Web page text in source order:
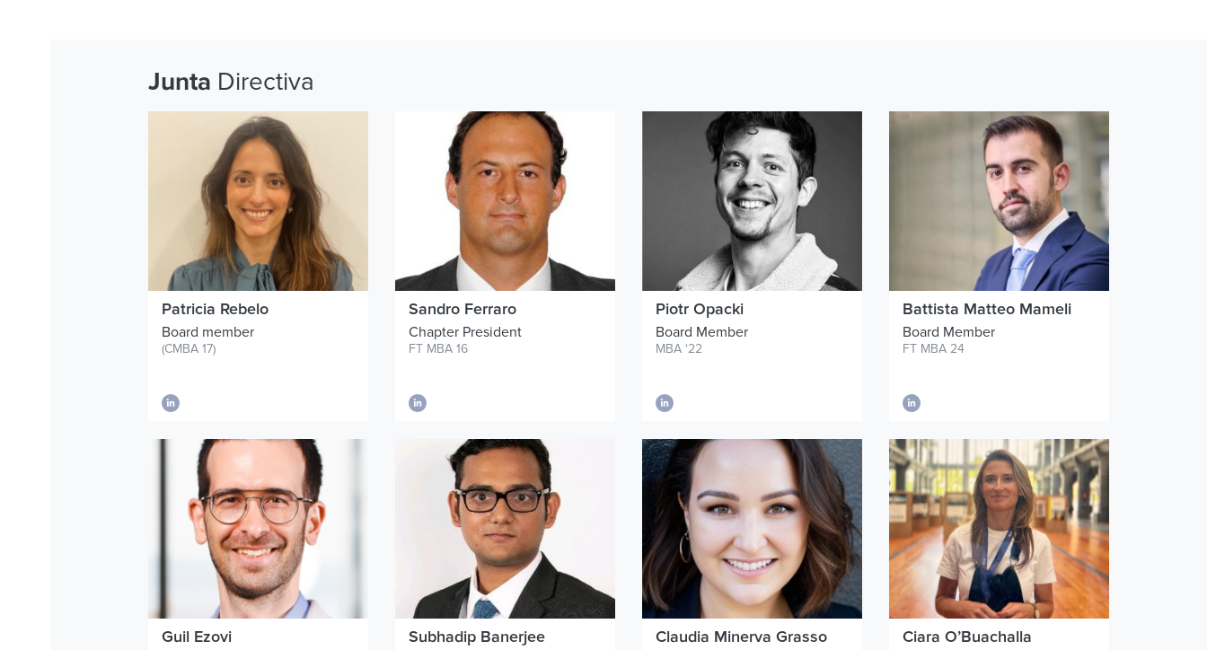
Junta Directiva
Patricia Rebelo
Board member
(CMBA 17)
Sandro Ferraro
Chapter President
FT MBA 16
Piotr Opacki
Board Member
MBA ‘22
Battista Matteo Mameli
Board Member
FT MBA 24
Guil Ezovi Subhadip Banerjee Claudia Minerva Grasso Ciara O’Buachalla